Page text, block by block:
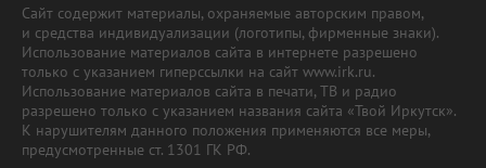
Сайт содержит материалы, охраняемые авторским правом,
и средства индивидуализации (логотипы, фирменные знаки).
Использование материалов сайта в интернете разрешено
только с указанием гиперссылки на сайт www.irk.ru.
Использование материалов сайта в печати, ТВ и радио
разрешено только с указанием названия сайта «Твой Иркутск».
К нарушителям данного положения применяются все меры,
предусмотренные ст. 1301 ГК РФ.